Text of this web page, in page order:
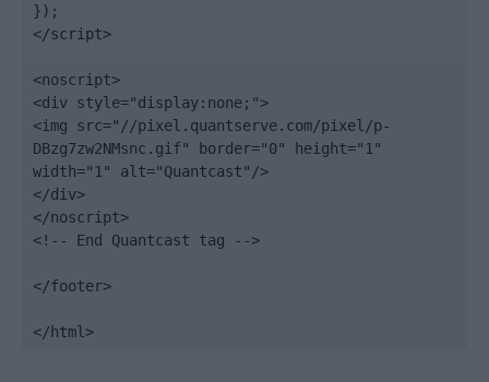
});
</script>
<noscript>
<div style="display:none;">
<img src="//pixel.quantserve.com/pixel/p-
DBzg7zw2NMsnc.gif" border="0" height="1"
width="1" alt="Quantcast"/>
</div>
</noscript>
<!-- End Quantcast tag -->
</footer>
</html>